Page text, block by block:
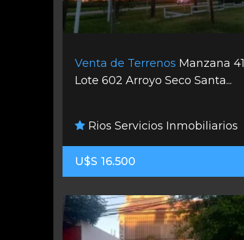
Venta de Terrenos Manzana 41
Lote 602 Arroyo Seco Santa...
Rios Servicios Inmobiliarios
U$S 16.500